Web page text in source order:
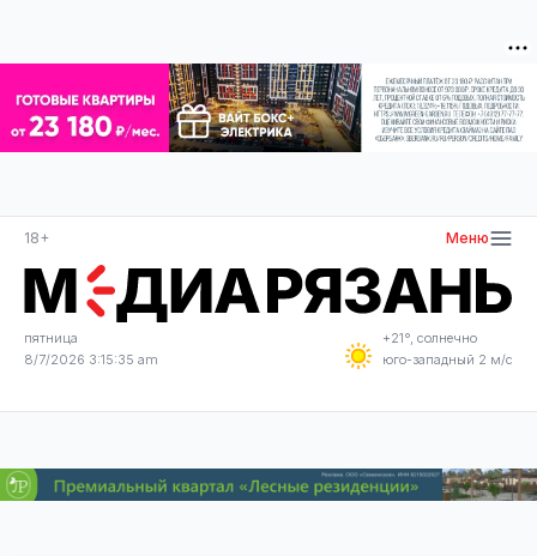
18+ Меню
пятница
8/7/2026 3:15:35 am
+21°, солнечно
юго-западный 2 м/с